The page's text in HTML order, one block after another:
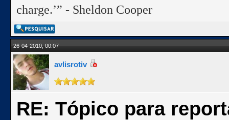
charge.’” - Sheldon Cooper
26-04-2010, 00:07
avlisrotiv
RE: Tópico para